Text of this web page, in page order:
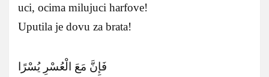
uci, ocima milujuci harfove!
Uputila je dovu za brata!
فَإِنَّ مَعَ الْعُسْرِ يُسْرًا